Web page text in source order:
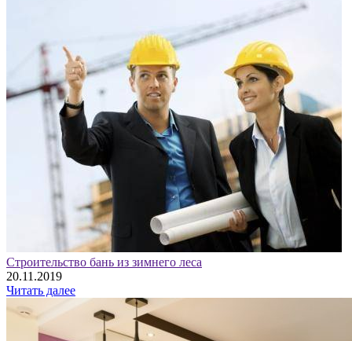
Строительство бань из зимнего леса
20.11.2019
Читать далее